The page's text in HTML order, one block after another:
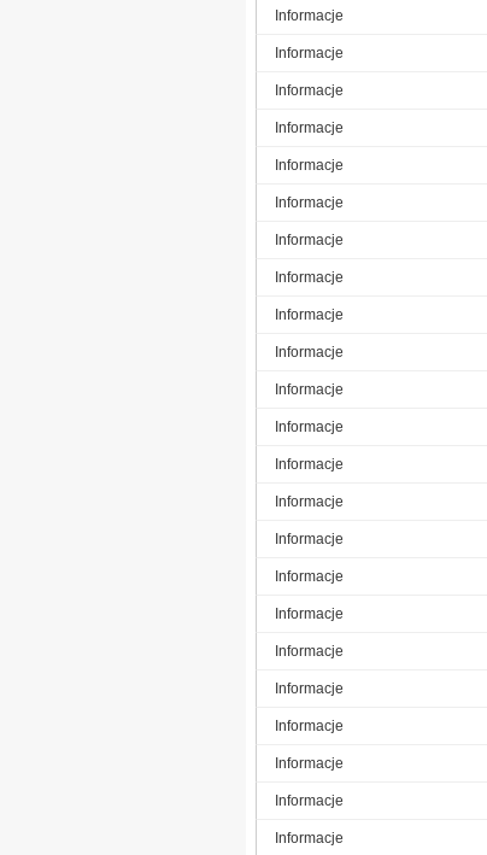
Informacje
Informacje
Informacje
Informacje
Informacje
Informacje
Informacje
Informacje
Informacje
Informacje
Informacje
Informacje
Informacje
Informacje
Informacje
Informacje
Informacje
Informacje
Informacje
Informacje
Informacje
Informacje
Informacje